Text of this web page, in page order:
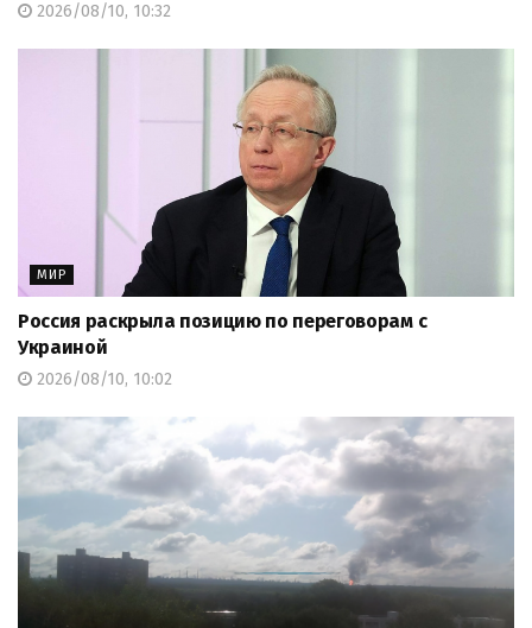
2026/08/10, 10:32
МИР
Россия раскрыла позицию по переговорам с
Украиной
2026/08/10, 10:02